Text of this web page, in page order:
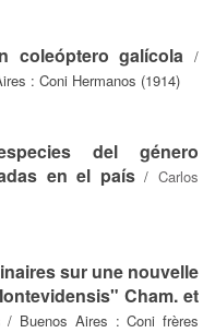
coleóptero galícola /
: Coni Hermanos (1914)
del género
en el país/Carlos
sur une nouvelle
Cham. et
/ Buenos Aires : Coni frères